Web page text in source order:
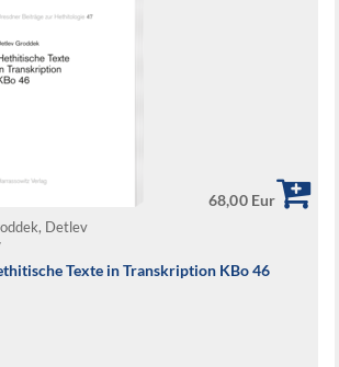
68,00 Eur
Detlev
Texte in Transkription KBo 46